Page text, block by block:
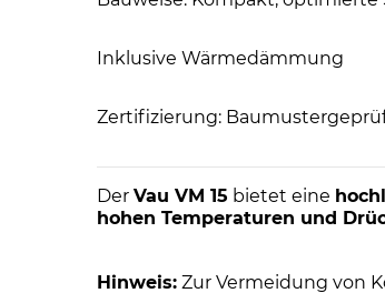
Inklusive Wärmedämmung
Zertifizierung:
Der Vau VM 15 bietet eine
hohen Temperaturen und
Hinweis: Zur Vermeidung von